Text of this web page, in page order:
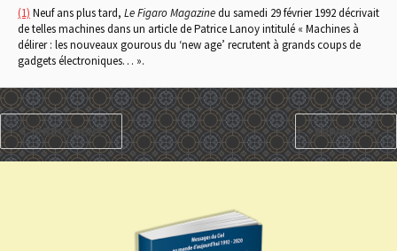
(1) Neuf ans plus tard, Le Figaro Magazinedu samedi 29 février 1992 décrivait
de telles machines dans un article de Patrice Lanoy intitulé « Machines à
délirer : les nouveaux gourous du ‘new age’ recrutent à grands coups de
gadgets électroniques… ».
PRÉCÉDENT SUIVANT